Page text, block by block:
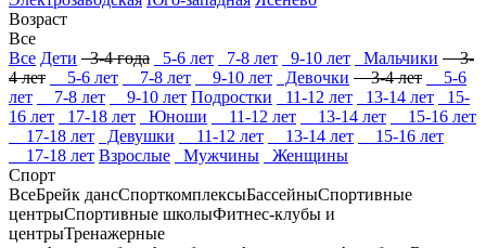
Возраст
Все
Все Дети 3-4 года 5-6 лет 7-8 лет 9-10 лет Мальчики 3-
4 лет
5-6 лет 7-8 лет 9-10 лет Девочки 3-4 лет
5-6
лет
7-8 лет 9-10 лет Подростки 11-12 лет 13-14 лет
15-
16 лет
17-18 лет Юноши 11-12 лет 13-14 лет
15-16 лет
17-18 лет
Девушки 11-12 лет 13-14 лет
15-16 лет
17-18 лет Взрослые Мужчины
Женщины
Спорт
ВсеБрейк дансСпорткомплексыБассейныСпортивные
центрыСпортивные школыФитнес-клубы и
центрыТренажерные